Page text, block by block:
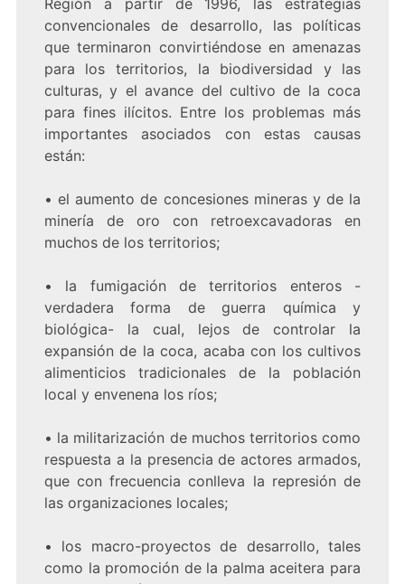
Región a partir de 1996, las estrategias
convencionales de desarrollo, las políticas
que terminaron convirtiéndose en amenazas
para los territorios, la biodiversidad y las
culturas, y el avance del cultivo de la coca
para fines ilícitos. Entre los problemas más
importantes asociados con estas causas
están:
• el aumento de concesiones mineras y de la
minería de oro con retroexcavadoras en
muchos de los territorios;
• la fumigación de territorios enteros -
verdadera forma de guerra química y
biológica- la cual, lejos de controlar la
expansión de la coca, acaba con los cultivos
alimenticios tradicionales de la población
local y envenena los ríos;
• la militarización de muchos territorios como
respuesta a la presencia de actores armados,
que con frecuencia conlleva la represión de
las organizaciones locales;
• los macro-proyectos de desarrollo, tales
como la promoción de la palma aceitera para